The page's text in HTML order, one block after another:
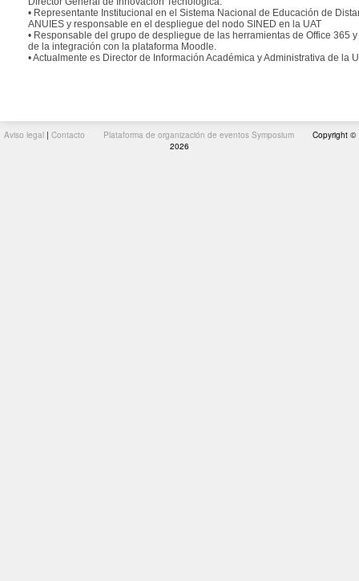
• Representante Institucional en el Sistema Nacional de Educación de
ANUIES y responsable en el despliegue del nodo SINED en la UAT
• Responsable del grupo de despliegue de las herramientas de Office 365
de la integración con la plataforma Moodle.
• Actualmente es Director de Información Académica y Administrativa de la
Aviso legal | Contacto Plataforma de organización de eventos Symposium
Copyright ©
2026